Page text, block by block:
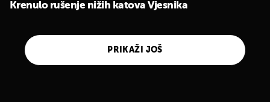
Krenulo rušenje nižih katova Vjesnika
PRIKAŽI JOŠ